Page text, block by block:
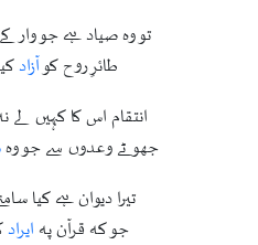
تو وہ صیاد ہے جو وار
طائرِ روح کوآزاد
انتقام اس کا کہیں لے
جھوٹے وعدوں سے جو وہ
تیرا دیوان ہے کیا
جو کہ قرآن پہ ایراد